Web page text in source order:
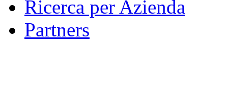
Ricerca per Azienda
Partners